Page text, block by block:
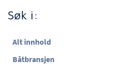
Søk i:
Alt innhold
Båtbransjen